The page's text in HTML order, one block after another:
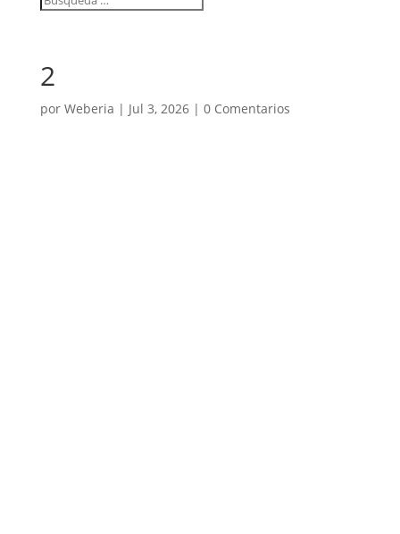
2
por Weberia | Jul 3, 2026| 0 Comentarios